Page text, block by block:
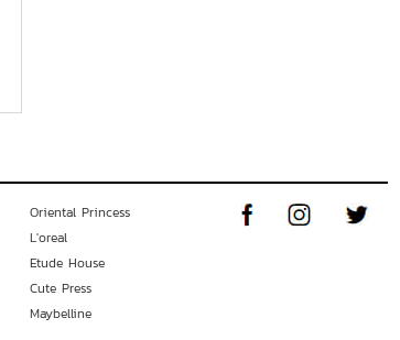
Oriental Princess
L'oreal
Etude House
Cute Press
Maybelline